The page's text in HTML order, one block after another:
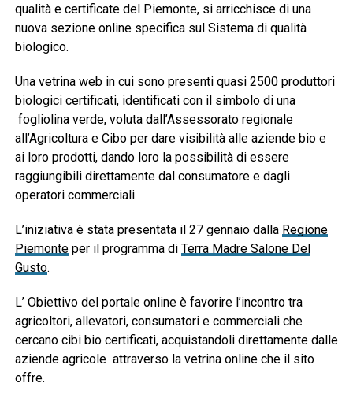
qualità e certificate del Piemonte, si arricchisce di una
nuova sezione online specifica sul Sistema di qualità
biologico.
Una vetrina web in cui sono presenti quasi 2500 produttori
biologici certificati, identificati con il simbolo di una
fogliolina verde, voluta dall’Assessorato regionale
all’Agricoltura e Cibo per dare visibilità alle aziende bio e
ai loro prodotti, dando loro la possibilità di essere
raggiungibili direttamente dal consumatore e dagli
operatori commerciali.
L’iniziativa è stata presentata il 27 gennaio dalla Regione
Piemonteper il programma di Terra Madre Salone Del
Gusto.
L’ Obiettivo del portale online è favorire l’incontro tra
agricoltori, allevatori, consumatori e commerciali che
cercano cibi bio certificati, acquistandoli direttamente dalle
aziende agricole attraverso la vetrina online che il sito
offre.